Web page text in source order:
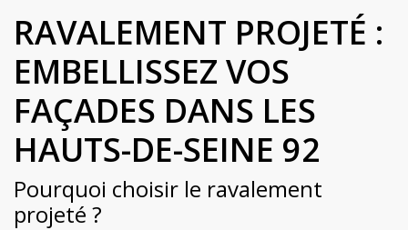
RAVALEMENT PROJETÉ :
EMBELLISSEZ VOS
FAÇADES DANS LES
HAUTS-DE-SEINE 92
Pourquoi choisir le ravalement
projeté ?